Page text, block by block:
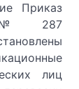
Приказ
№ 287
лиц